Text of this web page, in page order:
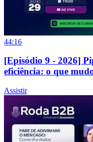
44:16
[Episódio 9 - 2026]
eficiência: o que
Assistir